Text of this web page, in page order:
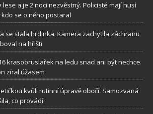
lese a je 2 noci nezvěstný. Policisté mají husí
se o něho postaral
se stala hrdinka. Kamera zachytila záchranu
na hřišti
krasobruslařek na ledu snad ani být nechce.
zíral úžasem
kvůli rutinní úpravě obočí. Samozvaná
co provádí